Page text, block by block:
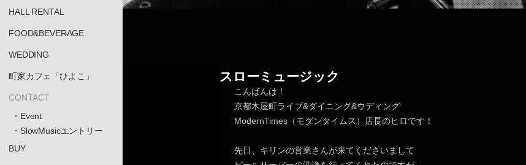
HALL RENTAL
FOOD&BEVERAGE
WEDDING
町家カフェ「ひよこ」
CONTACT
・Event
・SlowMusicエントリー
BUY
スローミュージック
こんばんは！
京都木屋町ライブ&ダイニング&ウディング
ModernTimes（モダンタイムス）店長のヒロです！
先日、キリンの営業さんが来てくださいまして